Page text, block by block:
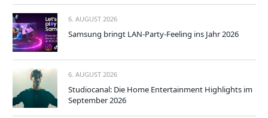
6. AUGUST 2026
Samsung bringt LAN-Party-Feeling ins Jahr 2026
6. AUGUST 2026
Studiocanal: Die Home Entertainment Highlights im
September 2026